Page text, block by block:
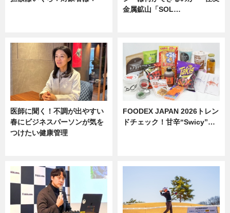
金属鉱山「SOL…
医師に聞く！不調が出やすい
春にビジネスパーソンが気を
つけたい健康管理
FOODEX JAPAN 2026トレン
ドチェック！甘辛“Swicy”…